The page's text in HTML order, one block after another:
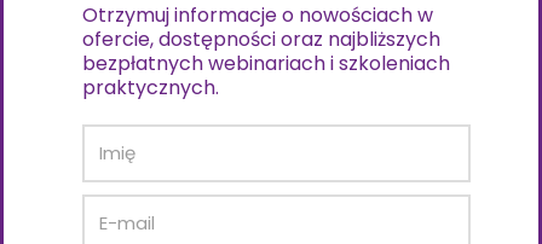
Otrzymuj informacje o nowościach w
ofercie, dostępności oraz najbliższych
bezpłatnych webinariach i szkoleniach
praktycznych.